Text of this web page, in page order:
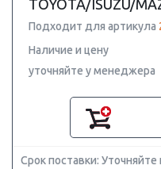
TOYOTA/ISUZU/
Подходит для артикула
Наличие и цену
уточняйте у менеджера
Срок поставки: Уточняйте